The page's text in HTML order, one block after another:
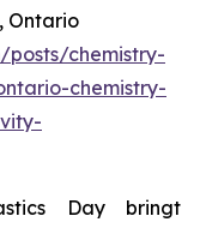
Ontario
posts/chemistry-
chemistry-
Day bringt